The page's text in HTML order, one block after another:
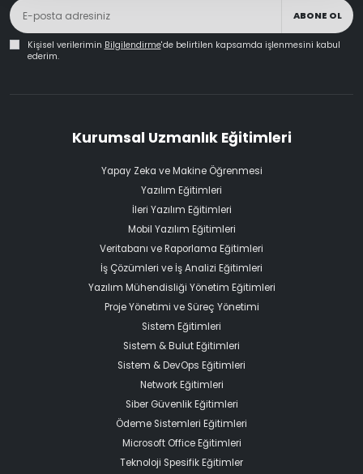
ABONE OL
Kişisel verilerimin Bilgilendirme'de belirtilen kapsamda işlenmesini kabul
ederim.
Kurumsal Uzmanlık Eğitimleri
Yapay Zeka ve Makine Öğrenmesi
Yazılım Eğitimleri
İleri Yazılım Eğitimleri
Mobil Yazılım Eğitimleri
Veritabanı ve Raporlama Eğitimleri
İş Çözümleri ve İş Analizi Eğitimleri
Yazılım Mühendisliği Yönetim Eğitimleri
Proje Yönetimi ve Süreç Yönetimi
Sistem Eğitimleri
Sistem & Bulut Eğitimleri
Sistem & DevOps Eğitimleri
Network Eğitimleri
Siber Güvenlik Eğitimleri
Ödeme Sistemleri Eğitimleri
Microsoft Office Eğitimleri
Teknoloji Spesifik Eğitimler